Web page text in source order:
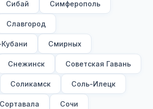
Сибай Симферополь
Славгород
Смирных
Снежинск Советская Гавань
Соликамск Соль-Илецк
Сортавала Сочи